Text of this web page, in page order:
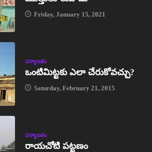
Friday, January 15, 2021
పర్యాటకం
ఒంటిమిట్టకు ఎలా చేరుకోవచ్చు?
Saturday, February 21, 2015
పర్యాటకం
రాయచోటి పట్టణం